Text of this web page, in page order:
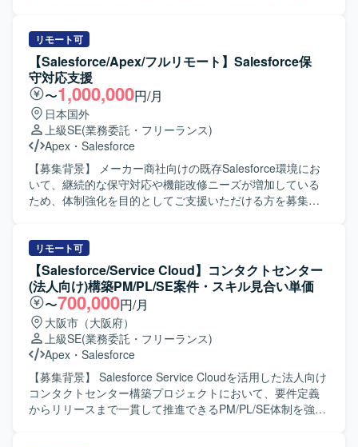
る方を想定しています。 【ポジションの魅力】 大手企業の
基幹システムにおける新機能開発プロジェクトに上流工程
から関わることができ、ビジネス部門と開発側の双方に近
い立場で価値提供できるポジションです。 要件定義や設
計、各種レビューを通じて、システム全体の構造理解や業
務知見を深めることができます。 リーダー枠として参画い
ただく場合は、要件定義や仕様調整をリードしながら、開
発メンバーとの技術的な対話を通じてプロジェクトを推進
する経験を積むことができます。 【開発環境】 基幹システ
ムの新機能開発プロジェクトにおける要件定義および設計
工程を中心とした環境での業務となります。具体的な技術
要件の整理、EWM機能とのフィット＆ギャップ整理、コン
フィグ設定方針の検討、アドオンが必要な箇所の設計方針
立案などを行っていただきます。また、関係者との要件定
義セッションを主導し、合意形成や成果物のとりまとめを
行っていただきます。 【求める人物像】 複数のステークホ
ルダーと円滑にコミュニケーションを取りながら、主体的
に要件定義をリードしていただける方を求めております。
グローバルメンバーとの協働に前向きで、ドキュメント作
成や議論のファシリテーションを丁寧に進められる方が望
ましいです。 【ポジションの魅力】 食品・飲料業界におけ
るEWM導入の上流工程に深く関わることができ、S/4 EWM
ロセス設計からシステムデザインまで一貫した経験を得ら
れる環境です。 【開発環境】 SAP S/4 EWMを中心とした
ERP環境にて作業していただきます。
リモート可
【Salesforce/Apex/フルリモート】Salesforce保
守対応支援
〜1,000,000円/月
日本国外
上級SE(業務委託・フリーランス)
Apex ・ Salesforce
【募集背景】 メーカー商社向けの既存Salesforce環境にお
いて、継続的な保守対応や機能改修ニーズが増加している
ため、体制強化を目的としてご支援いただける方を募集し
守対応や問合せ対応を行っていただきます。 ・顧客との週
次定例ミーティングに参加し、方針のすり合わせや課題整
理、対応内容の説明を実施していただきます。 ・既存機能
の仕様に関する質疑応答や、標準機能および軽微なApex、
Visualforceを用いた機能改修を行っていただきます。 ・新
規機能について、対応方針の検討から設計・実装・受け入
れまで一連の対応を担当していただきます。 ・その他、関
連する開発要件についても状況に応じて対応していただき
ます。 【求める人物像】 ・顧客とのコミュニケーションを
通じて課題を整理し、自ら主体的に提案・推進していただ
ける方を求めております。 ・Salesforceに関する知識や経
リモート可
【Salesforce/Service Cloud】コンタクトセンター
(法人向け)構築PM/PL/SE案件・スキル見合い単価
〜700,000円/月
大阪市（大阪府）
上級SE(業務委託・フリーランス)
Apex ・ Salesforce
【募集背景】 Salesforce Service Cloudを活用した法人向け
コンタクトセンター構築プロジェクトにおいて、要件定義
からリリースまで一貫して推進できるPM/PL/SE体制を強化